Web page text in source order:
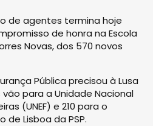
de agentes termina hoje
de honra na Escola
Novas, dos 570 novos
Pública precisou à Lusa
para a Unidade Nacional
(UNEF) e 210 para o
Lisboa da PSP.